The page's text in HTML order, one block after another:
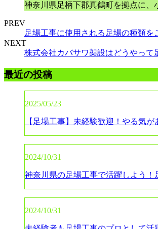
神奈川県足柄下郡真鶴町を拠点に
PREV
足場工事に使用される足場の種類を
NEXT
株式会社カバサワ架設はどうやって
最近の投稿
2025/05/23
【足場工事】未経験歓迎！やる気が
2024/10/31
神奈川県の足場工事で活躍しよう！
2024/10/31